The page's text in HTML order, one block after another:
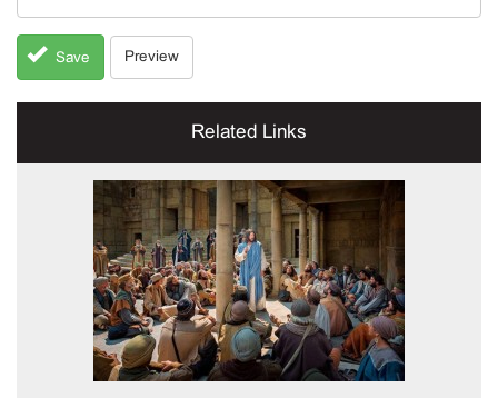
Save Preview
Related Links